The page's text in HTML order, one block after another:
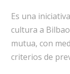
Es una
cultura a
mutua, con
criterios de